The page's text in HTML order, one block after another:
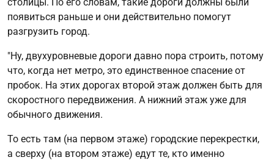
появиться раньше и они действительно помогут
разгрузить город.
"Ну, двухуровневые дороги давно пора строить, потому
что, когда нет метро, это единственное спасение от
пробок. На этих дорогах второй этаж должен быть для
скоростного передвижения. А нижний этаж уже для
обычного движения.
То есть там (на первом этаже) городские перекрестки,
а сверху (на втором этаже) едут те, кто именно